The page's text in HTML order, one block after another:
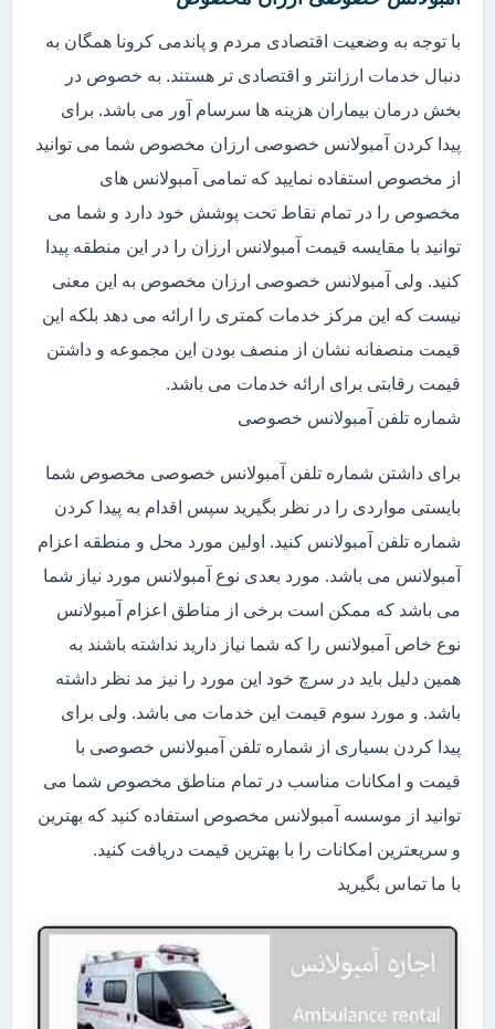
با توجه به وضعیت اقتصادی مردم و پاندمی کرونا همگان به
دنبال خدمات ارزانتر و اقتصادی تر هستند. به خصوص در
بخش درمان بیماران هزینه ها سرسام آور می باشد. برای
پیدا کردن آمبولانس خصوصی ارزان مخصوص شما می توانید
از مخصوص استفاده نمایید که تمامی آمبولانس های
مخصوص را در تمام نقاط تحت پوشش خود دارد و شما می
توانید با مقایسه قیمت آمبولانس ارزان را در این منطقه پیدا
کنید. ولی آمبولانس خصوصی ارزان مخصوص به این معنی
نیست که این مرکز خدمات کمتری را ارائه می دهد بلکه این
قیمت منصفانه نشان از منصف بودن این مجموعه و داشتن
قیمت رقابتی برای ارائه خدمات می باشد.
شماره تلفن آمبولانس خصوصی
برای داشتن شماره تلفن آمبولانس خصوصی مخصوص شما
بایستی مواردی را در نظر بگیرید سپس اقدام به پیدا کردن
شماره تلفن آمبولانس کنید. اولین مورد محل و منطقه اعزام
آمبولانس می باشد. مورد بعدی نوع آمبولانس مورد نیاز شما
می باشد که ممکن است برخی از مناطق اعزام آمبولانس
نوع خاص آمبولانس را که شما نیاز دارید نداشته باشند به
همین دلیل باید در سرچ خود این مورد را نیز مد نظر داشته
باشد. و مورد سوم قیمت این خدمات می باشد. ولی برای
پیدا کردن بسیاری از شماره تلفن آمبولانس خصوصی با
قیمت و امکانات مناسب در تمام مناطق مخصوص شما می
توانید از موسسه آمبولانس مخصوص استفاده کنید که بهترین
و سریعترین امکانات را با بهترین قیمت دریافت کنید.
با ما تماس بگیرید